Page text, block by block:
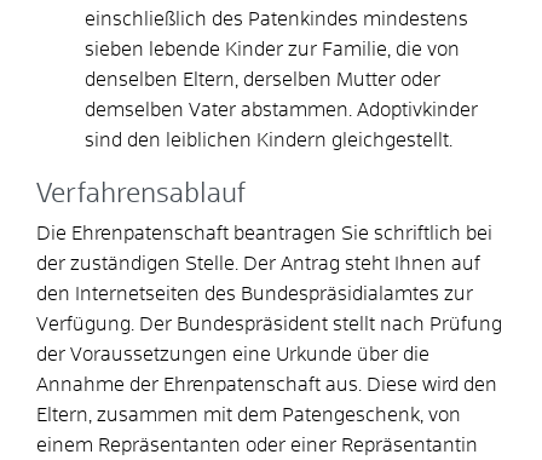
einschließlich des Patenkindes mindestens
sieben lebende Kinder zur Familie, die von
denselben Eltern, derselben Mutter oder
demselben Vater abstammen. Adoptivkinder
sind den leiblichen Kindern gleichgestellt.
Verfahrensablauf
Die Ehrenpatenschaft beantragen Sie schriftlich bei
der zuständigen Stelle.
Der Antrag steht Ihnen auf
den Internetseiten des Bundespräsidialamtes zur
Verfügung.
Der Bundespräsident stellt nach Prüfung
der Voraussetzungen eine Urkunde über die
Annahme der Ehrenpatenschaft aus. Diese wird den
Eltern, zusammen mit dem Patengeschenk, von
einem Repräsentanten oder einer Repräsentantin